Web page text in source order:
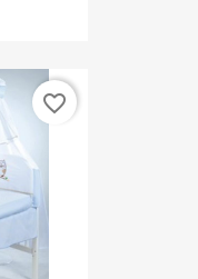
favorite_border